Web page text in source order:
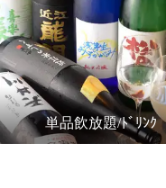
単品飲放題/ﾄﾞﾘﾝｸ